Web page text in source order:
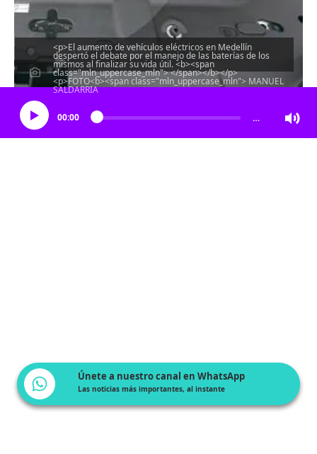
<p>El aumento de vehículos eléctricos en Medellín
despertó el debate por el manejo de las baterías de los
mismos al finalizar su vida útil. <b><span
class="mln_uppercase_mln"> </span></b></p>
<p>FOTO<b><span class="mln_uppercase_mln"> MANUEL
SALDARRIA Escucha el artículo
00:00 …
Únete a nuestro canal en WhatsApp
Las noticias más importantes, al instante